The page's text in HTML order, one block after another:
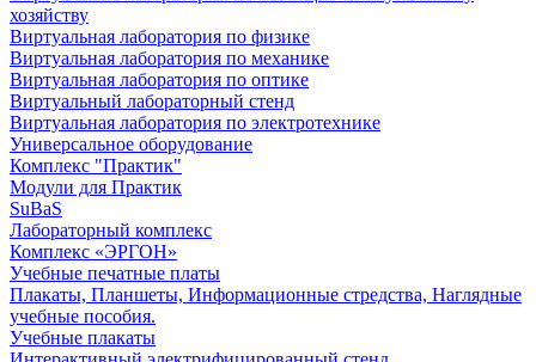
хозяйству
Виртуальная лаборатория по физике
Виртуальная лаборатория по механике
Виртуальная лаборатория по оптике
Виртуальный лабораторный стенд
Виртуальная лаборатория по электротехнике
Универсальное оборудование
Комплекс "Практик"
Модули для Практик
SuBaS
Лабораторный комплекс
Комплекс «ЭРГОН»
Учебные печатные платы
Плакаты, Планшеты, Информационные стредства, Наглядные
учебные пособия.
Учебные плакаты